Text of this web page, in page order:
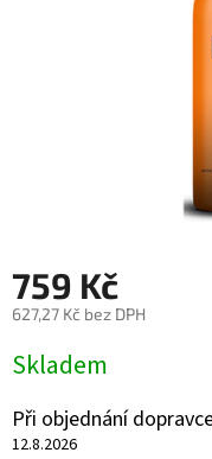
759 Kč
627,27 Kč bez DPH
cena:
Skladem
Při objednání
12.8.2026